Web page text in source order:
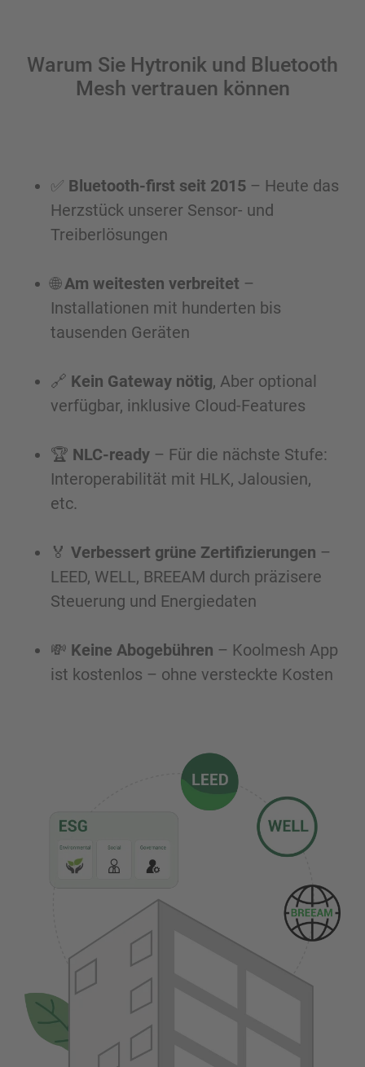
Warum Sie Hytronik und Bluetooth
Mesh vertrauen können
✅ Bluetooth-first seit 2015 – Heute das
Herzstück unserer Sensor- und
Treiberlösungen
🌐Am weitesten verbreitet –
Installationen mit hunderten bis
tausenden Geräten
🔗 Kein Gateway nötig, Aber optional
verfügbar, inklusive Cloud-Features
🏆 NLC-ready – Für die nächste Stufe:
Interoperabilität mit HLK, Jalousien,
etc.
🏅 Verbessert grüne Zertifizierungen –
LEED, WELL, BREEAM durch präzisere
Steuerung und Energiedaten
💸 Keine Abogebühren – Koolmesh App
ist kostenlos – ohne versteckte Kosten